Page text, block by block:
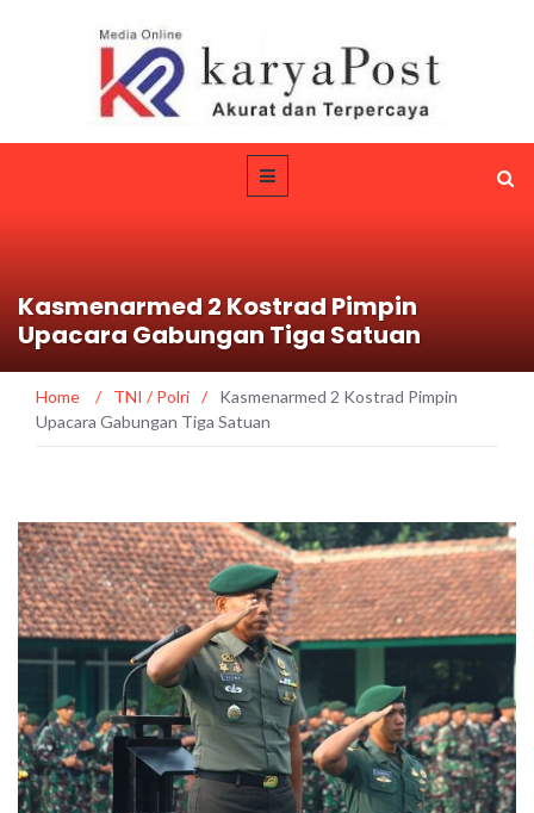
Kasmenarmed 2 Kostrad Pimpin
Upacara Gabungan Tiga Satuan
Home / TNI / Polri /
Kasmenarmed 2 Kostrad Pimpin
Upacara Gabungan Tiga Satuan